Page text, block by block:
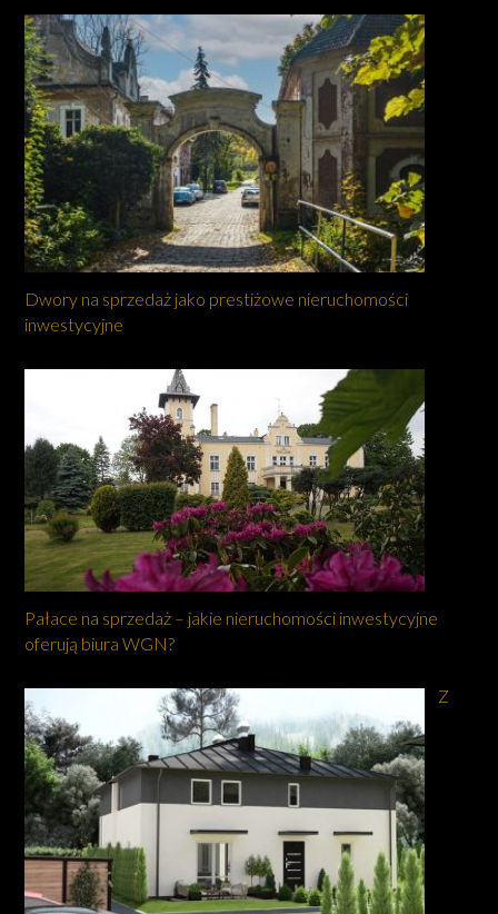
Dwory na sprzedaż jako prestiżowe nieruchomości
inwestycyjne
Pałace na sprzedaż – jakie nieruchomości inwestycyjne
oferują biura WGN?
Z